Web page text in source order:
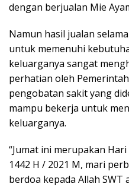
dengan berjualan Mie
Namun hasil jualan
untuk memenuhi
keluarganya sangat
perhatian oleh
pengobatan sakit yang
mampu bekerja untuk
keluarganya.
“Jumat ini merupakan
1442 H / 2021 M, mari
berdoa kepada Allah SWT